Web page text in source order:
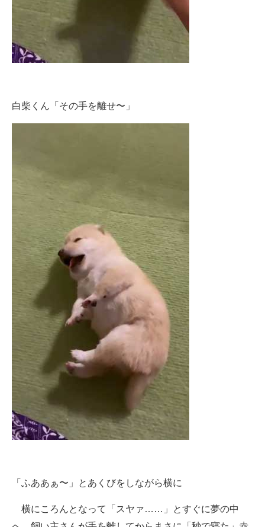
建設×テクノロジーの最前線
ちょっと気になるネットの話題
白柴くん「その手を離せ〜」
「ふああぁ〜」とあくびをしながら横に
横にころんとなって「スヤァ……」とすぐに夢の中